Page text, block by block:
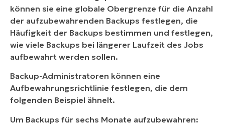
können sie eine globale Obergrenze für die Anzahl
der aufzubewahrenden Backups festlegen, die
Häufigkeit der Backups bestimmen und festlegen,
wie viele Backups bei längerer Laufzeit des Jobs
aufbewahrt werden sollen.
Backup-Administratoren können eine
Aufbewahrungsrichtlinie festlegen, die dem
folgenden Beispiel ähnelt.
Um Backups für sechs Monate aufzubewahren: